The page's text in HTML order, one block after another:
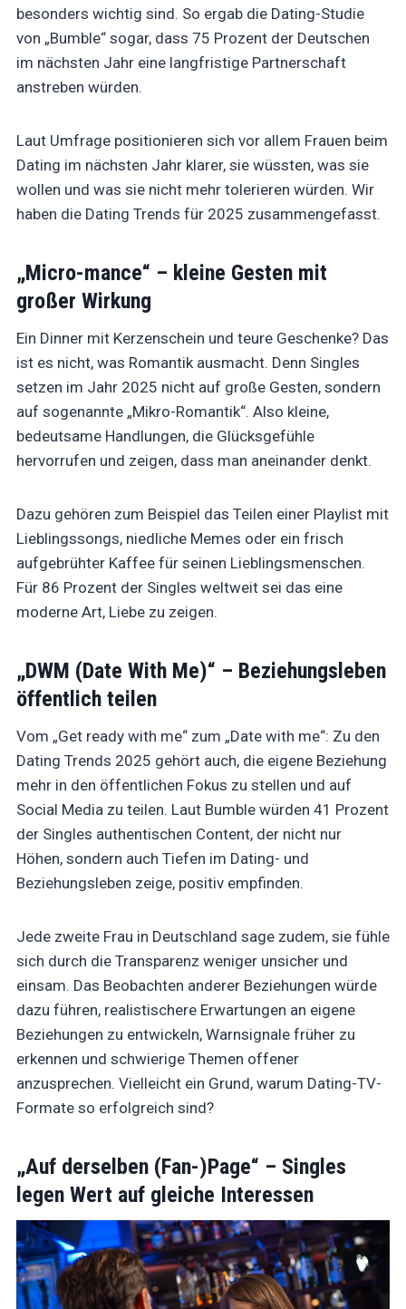
besonders wichtig sind. So ergab die Dating-Studie
von „Bumble“ sogar, dass 75 Prozent der Deutschen
im nächsten Jahr eine langfristige Partnerschaft
anstreben würden.
Laut Umfrage positionieren sich vor allem Frauen beim
Dating im nächsten Jahr klarer, sie wüssten, was sie
wollen und was sie nicht mehr tolerieren würden. Wir
haben die Dating Trends für 2025 zusammengefasst.
„Micro-mance“ – kleine Gesten mit
großer Wirkung
Ein Dinner mit Kerzenschein und teure Geschenke? Das
ist es nicht, was Romantik ausmacht. Denn Singles
setzen im Jahr 2025 nicht auf große Gesten, sondern
auf sogenannte „Mikro-Romantik“. Also kleine,
bedeutsame Handlungen, die Glücksgefühle
hervorrufen und zeigen, dass man aneinander denkt.
Dazu gehören zum Beispiel das Teilen einer Playlist mit
Lieblingssongs, niedliche Memes oder ein frisch
aufgebrühter Kaffee für seinen Lieblingsmenschen.
Für 86 Prozent der Singles weltweit sei das eine
moderne Art, Liebe zu zeigen.
„DWM (Date With Me)“ – Beziehungsleben
öffentlich teilen
Vom „Get ready with me“ zum „Date with me“: Zu den
Dating Trends 2025 gehört auch, die eigene Beziehung
mehr in den öffentlichen Fokus zu stellen und auf
Social Media zu teilen. Laut Bumble würden 41 Prozent
der Singles authentischen Content, der nicht nur
Höhen, sondern auch Tiefen im Dating- und
Beziehungsleben zeige, positiv empfinden.
Jede zweite Frau in Deutschland sage zudem, sie fühle
sich durch die Transparenz weniger unsicher und
einsam. Das Beobachten anderer Beziehungen würde
dazu führen, realistischere Erwartungen an eigene
Beziehungen zu entwickeln, Warnsignale früher zu
erkennen und schwierige Themen offener
anzusprechen. Vielleicht ein Grund, warum Dating-TV-
Formate so erfolgreich sind?
„Auf derselben (Fan-)Page“ – Singles
legen Wert auf gleiche Interessen